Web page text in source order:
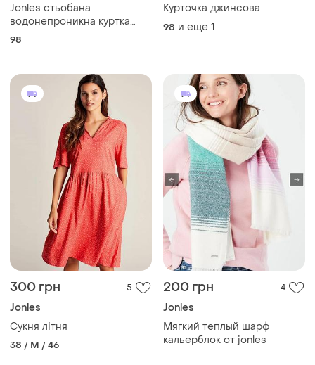
Jonles стьобана
водонепроникна куртка
весна осінь яскрава куртка
98
Курточка джинсова
98 и еще 1
300 грн 5
Jonles
Сукня літня
38 / M / 46
200 грн 4
Jonles
Мягкий теплый шарф
кальерблок от jonles